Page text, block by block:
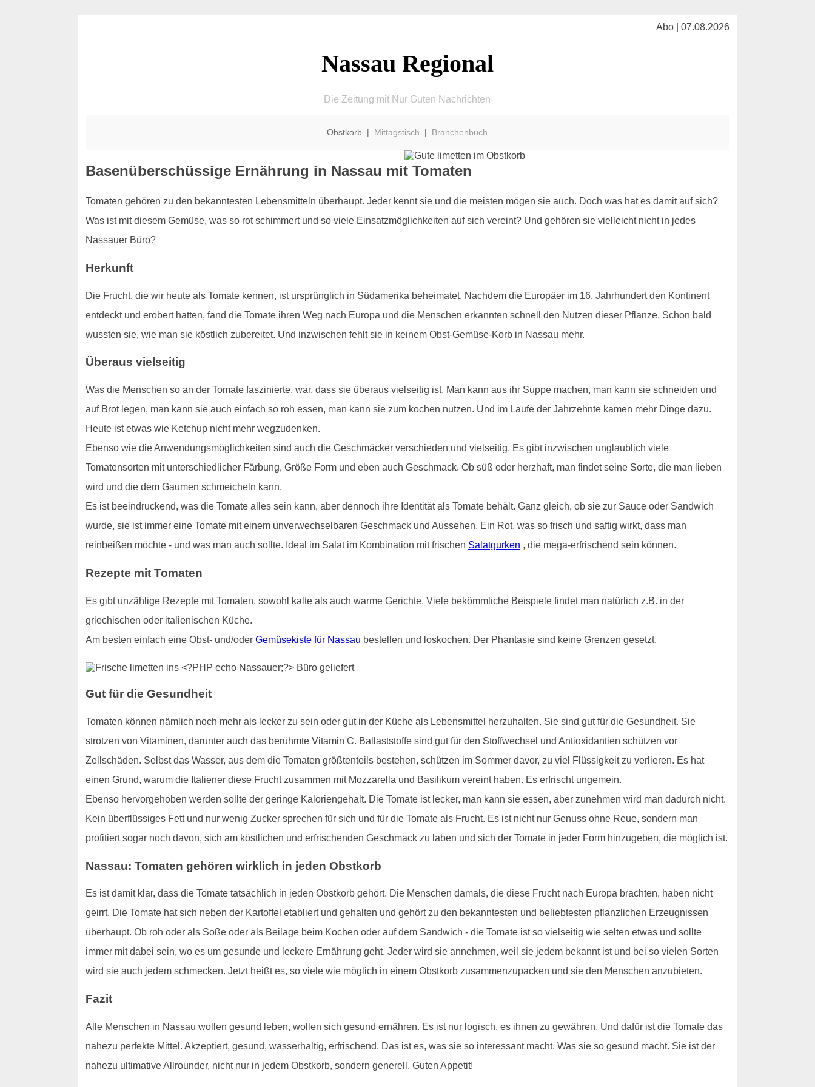
Abo | 07.08.2026
Nassau Regional
Die Zeitung mit Nur Guten Nachrichten
Obstkorb | Mittagstisch | Branchenbuch
Basenüberschüssige Ernährung in Nassau mit Tomaten
Tomaten gehören zu den bekanntesten Lebensmitteln überhaupt. Jeder kennt sie und die meisten mögen sie auch. Doch was hat es damit auf sich?
Was ist mit diesem Gemüse, was so rot schimmert und so viele Einsatzmöglichkeiten auf sich vereint? Und gehören sie vielleicht nicht in jedes
Nassauer Büro?
Herkunft
Die Frucht, die wir heute als Tomate kennen, ist ursprünglich in Südamerika beheimatet. Nachdem die Europäer im 16. Jahrhundert den Kontinent
entdeckt und erobert hatten, fand die Tomate ihren Weg nach Europa und die Menschen erkannten schnell den Nutzen dieser Pflanze. Schon bald
wussten sie, wie man sie köstlich zubereitet. Und inzwischen fehlt sie in keinem Obst-Gemüse-Korb in Nassau mehr.
Überaus vielseitig
Was die Menschen so an der Tomate faszinierte, war, dass sie überaus vielseitig ist. Man kann aus ihr Suppe machen, man kann sie schneiden und
auf Brot legen, man kann sie auch einfach so roh essen, man kann sie zum kochen nutzen. Und im Laufe der Jahrzehnte kamen mehr Dinge dazu.
Heute ist etwas wie Ketchup nicht mehr wegzudenken.
Ebenso wie die Anwendungsmöglichkeiten sind auch die Geschmäcker verschieden und vielseitig. Es gibt inzwischen unglaublich viele
Tomatensorten mit unterschiedlicher Färbung, Größe Form und eben auch Geschmack. Ob süß oder herzhaft, man findet seine Sorte, die man lieben
wird und die dem Gaumen schmeicheln kann.
Es ist beeindruckend, was die Tomate alles sein kann, aber dennoch ihre Identität als Tomate behält. Ganz gleich, ob sie zur Sauce oder Sandwich
wurde, sie ist immer eine Tomate mit einem unverwechselbaren Geschmack und Aussehen. Ein Rot, was so frisch und saftig wirkt, dass man
reinbeißen möchte - und was man auch sollte. Ideal im Salat im Kombination mit frischen Salatgurken , die mega-erfrischend sein können.
Rezepte mit Tomaten
Es gibt unzählige Rezepte mit Tomaten, sowohl kalte als auch warme Gerichte. Viele bekömmliche Beispiele findet man natürlich z.B. in der
griechischen oder italienischen Küche.
Am besten einfach eine Obst- und/oder Gemüsekiste für Nassau bestellen und loskochen. Der Phantasie sind keine Grenzen gesetzt.
Gut für die Gesundheit
Tomaten können nämlich noch mehr als lecker zu sein oder gut in der Küche als Lebensmittel herzuhalten. Sie sind gut für die Gesundheit. Sie
strotzen von Vitaminen, darunter auch das berühmte Vitamin C. Ballaststoffe sind gut für den Stoffwechsel und Antioxidantien schützen vor
Zellschäden. Selbst das Wasser, aus dem die Tomaten größtenteils bestehen, schützen im Sommer davor, zu viel Flüssigkeit zu verlieren. Es hat
einen Grund, warum die Italiener diese Frucht zusammen mit Mozzarella und Basilikum vereint haben. Es erfrischt ungemein.
Ebenso hervorgehoben werden sollte der geringe Kaloriengehalt. Die Tomate ist lecker, man kann sie essen, aber zunehmen wird man dadurch nicht.
Kein überflüssiges Fett und nur wenig Zucker sprechen für sich und für die Tomate als Frucht. Es ist nicht nur Genuss ohne Reue, sondern man
profitiert sogar noch davon, sich am köstlichen und erfrischenden Geschmack zu laben und sich der Tomate in jeder Form hinzugeben, die möglich ist.
Nassau: Tomaten gehören wirklich in jeden Obstkorb
Es ist damit klar, dass die Tomate tatsächlich in jeden Obstkorb gehört. Die Menschen damals, die diese Frucht nach Europa brachten, haben nicht
geirrt. Die Tomate hat sich neben der Kartoffel etabliert und gehalten und gehört zu den bekanntesten und beliebtesten pflanzlichen Erzeugnissen
überhaupt. Ob roh oder als Soße oder als Beilage beim Kochen oder auf dem Sandwich - die Tomate ist so vielseitig wie selten etwas und sollte
immer mit dabei sein, wo es um gesunde und leckere Ernährung geht. Jeder wird sie annehmen, weil sie jedem bekannt ist und bei so vielen Sorten
wird sie auch jedem schmecken. Jetzt heißt es, so viele wie möglich in einem Obstkorb zusammenzupacken und sie den Menschen anzubieten.
Fazit
Alle Menschen in Nassau wollen gesund leben, wollen sich gesund ernähren. Es ist nur logisch, es ihnen zu gewähren. Und dafür ist die Tomate das
nahezu perfekte Mittel. Akzeptiert, gesund, wasserhaltig, erfrischend. Das ist es, was sie so interessant macht. Was sie so gesund macht. Sie ist der
nahezu ultimative Allrounder, nicht nur in jedem Obstkorb, sondern generell. Guten Appetit!